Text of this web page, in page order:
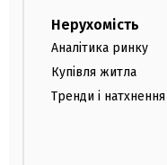
Нерухомість
Аналітика ринку
Купівля житла
Тренди і натхнення